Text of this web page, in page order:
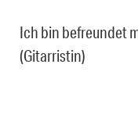
Ich bin befreundet
(Gitarristin)